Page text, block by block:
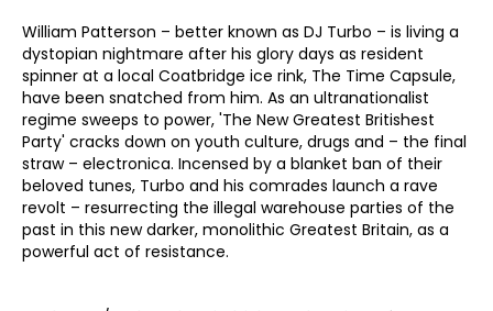
William Patterson – better known as DJ Turbo – is living a
dystopian nightmare after his glory days as resident
spinner at a local Coatbridge ice rink, The Time Capsule,
have been snatched from him. As an ultranationalist
regime sweeps to power, 'The New Greatest Britishest
Party' cracks down on youth culture, drugs and – the final
straw – electronica. Incensed by a blanket ban of their
beloved tunes, Turbo and his comrades launch a rave
revolt – resurrecting the illegal warehouse parties of the
past in this new darker, monolithic Greatest Britain, as a
powerful act of resistance.